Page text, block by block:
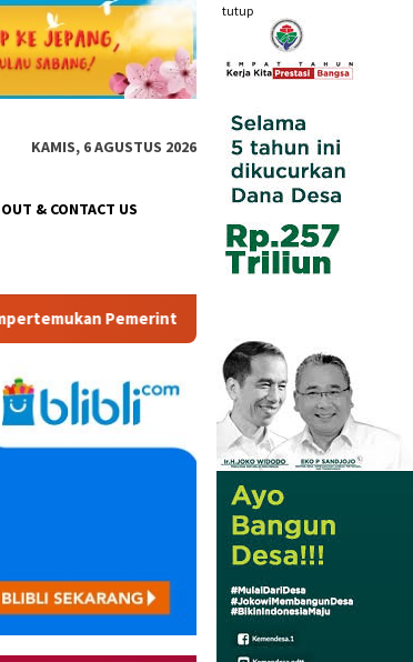
tutup
KAMIS, 6 AGUSTUS 2026
& CONTACT US
Pelaku Industri, Investor, Akademisi, dan